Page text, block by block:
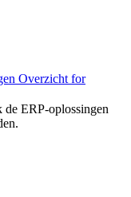
Overzicht for
de ERP-oplossingen